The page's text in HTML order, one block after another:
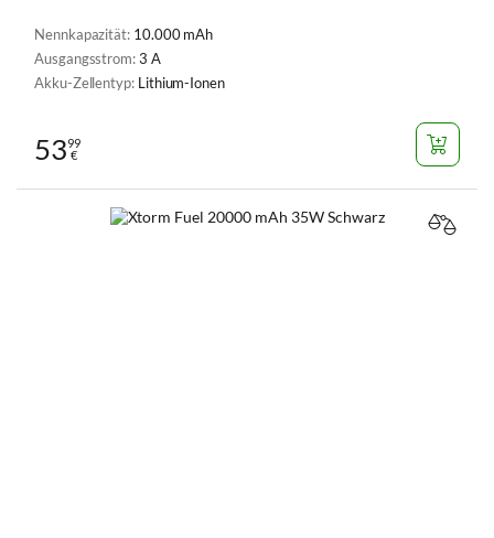
Nennkapazität: 10.000 mAh
Ausgangsstrom:3 A
Akku-Zellentyp: Lithium-Ionen
5399
€